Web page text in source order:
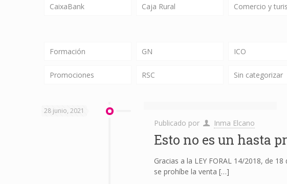
CaixaBank Caja Rural Comercio y
Formación GN ICO
Promociones RSC Sin categorizar
28 junio, 2021
Publicado por Inma Elcano
Esto no es un hasta
Gracias a la LEY FORAL 14/2018, de
se prohíbe la venta […]